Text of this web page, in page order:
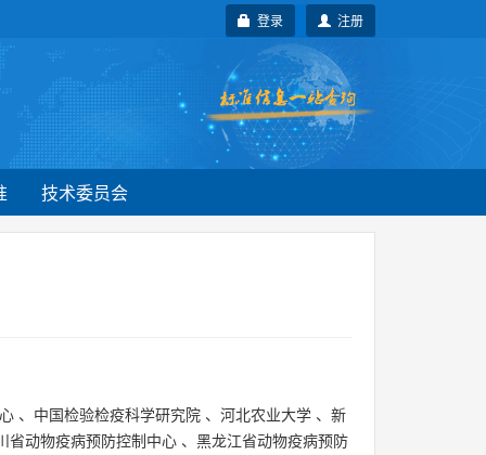
注册
登录
技术委员会
、 中国检验检疫科学研究院 、 河北农业大学 、 新
省动物疫病预防控制中心 、 黑龙江省动物疫病预防